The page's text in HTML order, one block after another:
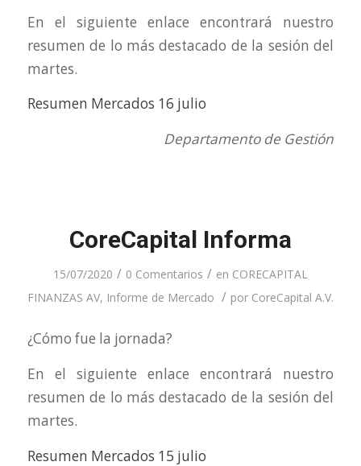
En el siguiente enlace encontrará nuestro
resumen de lo más destacado de la sesión del
martes.
Resumen Mercados 16 julio
Departamento de Gestión
CoreCapital Informa
15/07/2020 / 0 Comentarios / en CORECAPITAL
FINANZAS AV, Informe de Mercado / por CoreCapital A.V.
¿Cómo fue la jornada?
En el siguiente enlace encontrará nuestro
resumen de lo más destacado de la sesión del
martes.
Resumen Mercados 15 julio